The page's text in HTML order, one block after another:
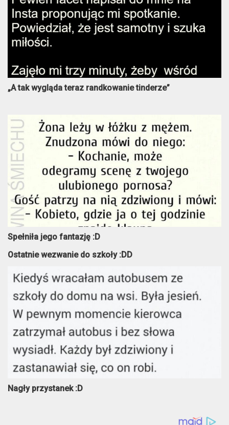
„A tak wygląda teraz randkowanie tinderze”
Spełniła jego fantazję :D
Ostatnie wezwanie do szkoły :DD
Nagły przystanek :D